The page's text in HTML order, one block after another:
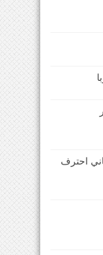
احترف